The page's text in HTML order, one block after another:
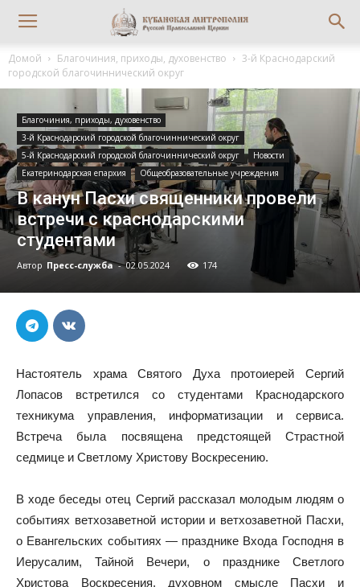
Домой Благочиния, приходы, духовенство
3-й Краснодарский
городской благочиннический округ
Благочиния, приходы, духовенство
3-й Краснодарский городской благочиннический округ
5-й Краснодарский городской благочиннический округ
Новости
Екатеринодарская епархия
Общеобразовательные учреждения
В канун Пасхи священники провели
встречи с краснодарскими
студентами
Автор Пресс-служба - 02.05.2024 174
Настоятель храма Святого Духа протоиерей Сергий
Лопасов встретился со студентами Краснодарского
техникума управления, информатизации и сервиса.
Встреча была посвящена предстоящей Страстной
седмице и Светлому Христову Воскресению.
В ходе беседы отец Сергий рассказал молодым людям о
событиях ветхозаветной истории и ветхозаветной Пасхи,
о Евангельских событиях — празднике Входа Господня в
Иерусалим, Тайной Вечери, о празднике Светлого
Христова Воскресения, духовном смысле Пасхи и